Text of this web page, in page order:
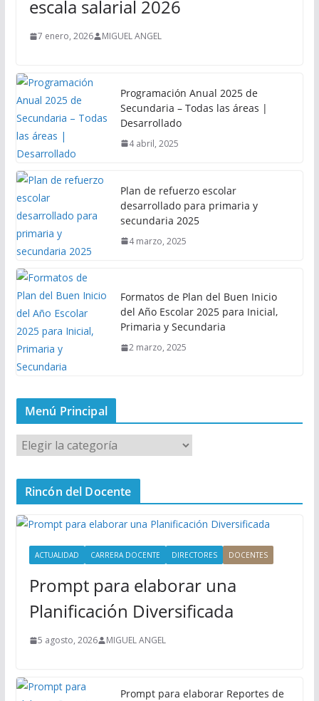
escala salarial 2026
7 enero, 2026 MIGUEL ANGEL
Programación Anual 2025 de
Secundaria – Todas las áreas |
Desarrollado
4 abril, 2025
Plan de refuerzo escolar
desarrollado para primaria y
secundaria 2025
4 marzo, 2025
Formatos de Plan del Buen Inicio
del Año Escolar 2025 para Inicial,
Primaria y Secundaria
2 marzo, 2025
Menú Principal
M
e
n
P
Rincón del Docente
ACTUALIDAD CARRERA DOCENTE DIRECTORES DOCENTES
Prompt para elaborar una
Planificación Diversificada
5 agosto, 2026 MIGUEL ANGEL
Prompt para elaborar Reportes de